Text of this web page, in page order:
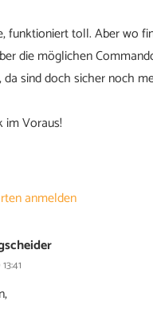
funktioniert toll. Aber wo
die möglichen
da sind doch sicher noch
im Voraus!
anmelden